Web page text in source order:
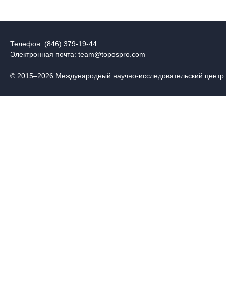
Телефон: (846) 379-19-44
Электронная почта: team@topospro.com
© 2015–2026 Международный научно-исследовательский